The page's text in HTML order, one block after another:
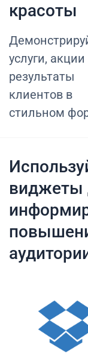
красоты
услуги, акции
результаты
клиентов в
стильном
виджеты